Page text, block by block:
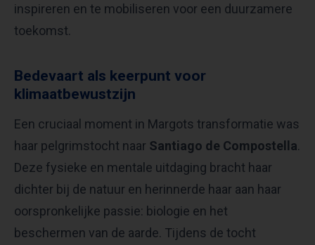
inspireren en te mobiliseren voor een duurzamere
toekomst.
Bedevaart als keerpunt voor
klimaatbewustzijn
Een cruciaal moment in Margots transformatie was
haar pelgrimstocht naar Santiago de Compostella.
Deze fysieke en mentale uitdaging bracht haar
dichter bij de natuur en herinnerde haar aan haar
oorspronkelijke passie: biologie en het
beschermen van de aarde. Tijdens de tocht